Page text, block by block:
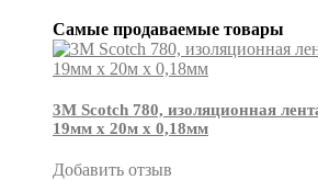
Самые продаваемые товары
3М Scotch 780, изоляционная
19мм х 20м х 0,18мм
Добавить отзыв